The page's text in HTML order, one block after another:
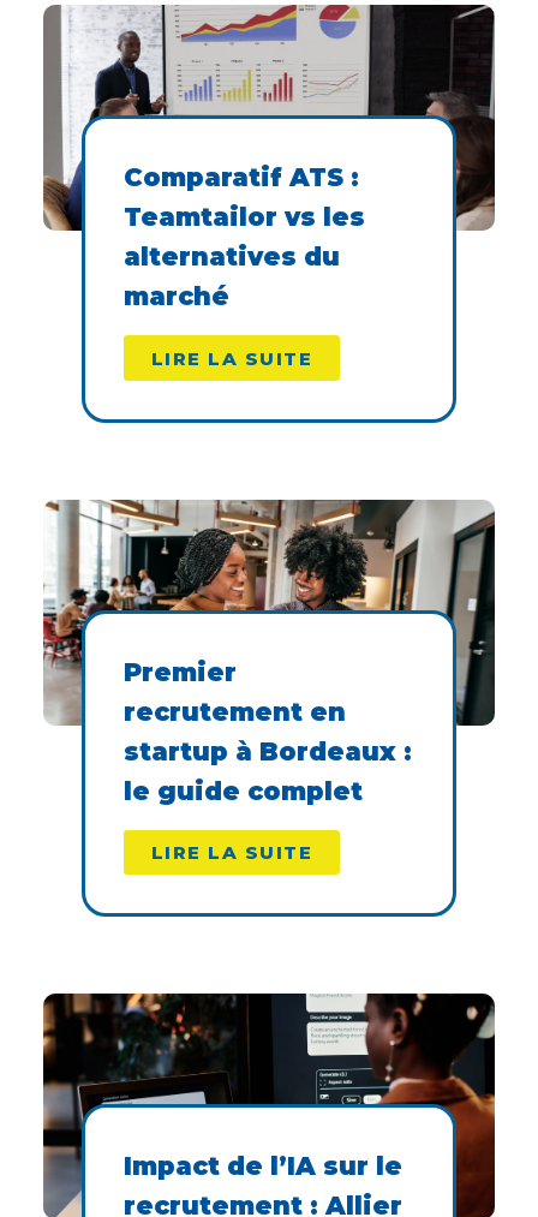
Comparatif ATS :
Teamtailor vs les
alternatives du
marché
LIRE LA SUITE
Premier
recrutement en
startup à Bordeaux :
le guide complet
LIRE LA SUITE
Impact de l’IA sur le
recrutement : Allier